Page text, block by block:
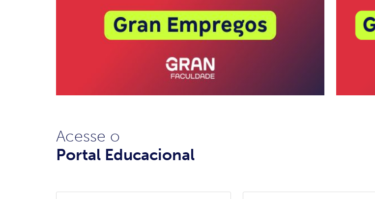
Acesse o
Portal Educacional